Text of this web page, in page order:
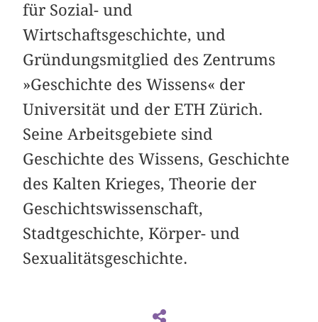
für Sozial- und
Wirtschaftsgeschichte, und
Gründungsmitglied des Zentrums
»Geschichte des Wissens« der
Universität und der ETH Zürich.
Seine Arbeitsgebiete sind
Geschichte des Wissens, Geschichte
des Kalten Krieges, Theorie der
Geschichtswissenschaft,
Stadtgeschichte, Körper- und
Sexualitätsgeschichte.